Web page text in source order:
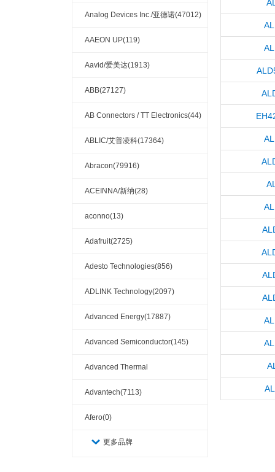
Analog Devices Inc./亚德诺(47012)
AAEON UP(119)
Aavid/爱美达(1913)
ABB(27127)
AB Connectors / TT Electronics(44)
ABLIC/艾普凌科(17364)
Abracon(79916)
ACEINNA/新纳(28)
aconno(13)
Adafruit(2725)
Adesto Technologies(856)
ADLINK Technology(2097)
Advanced Energy(17887)
Advanced Semiconductor(145)
Advanced Thermal
Solutions(110404)
Advantech(7113)
Afero(0)
更多品牌